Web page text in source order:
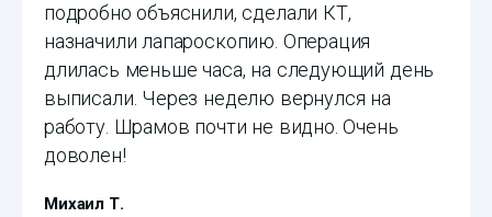
подробно объяснили, сделали КТ,
назначили лапароскопию. Операция
длилась меньше часа, на следующий день
выписали. Через неделю вернулся на
работу. Шрамов почти не видно. Очень
доволен!
Михаил Т.